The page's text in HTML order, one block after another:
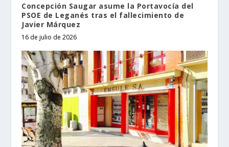
Concepción Saugar asume la Portavocía del
PSOE de Leganés tras el fallecimiento de
Javier Márquez
16 de julio de 2026